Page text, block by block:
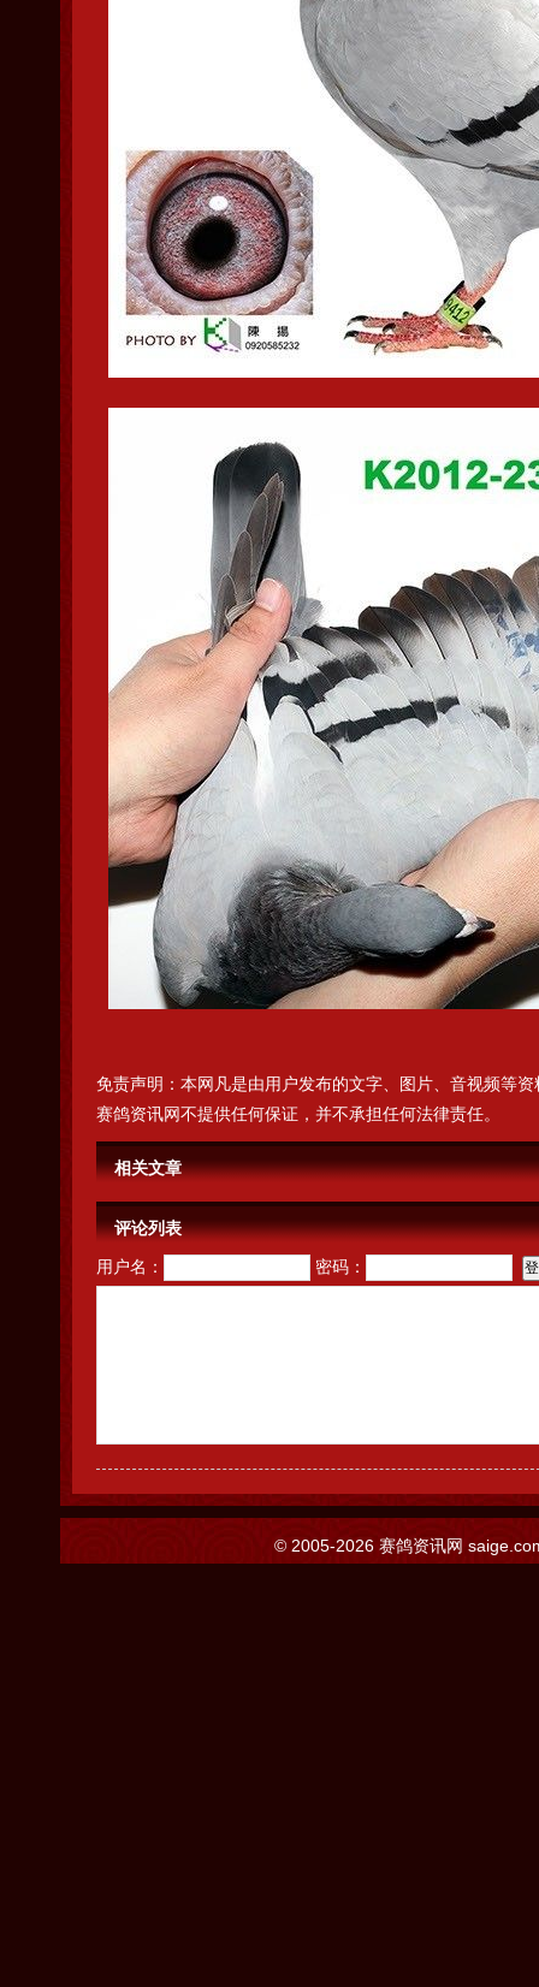
免责声明：本网凡是由用户发布的文字、图片、音视频等
赛鸽资讯网不提供任何保证，并不承担任何法律责任。
相关文章
评论列表
用户名： 密码：
© 2005-2026 赛鸽资讯网